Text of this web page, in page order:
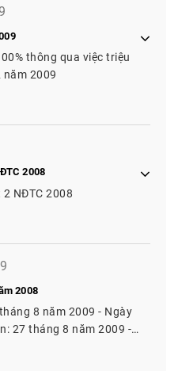
thông qua việc triệu
2009
2008
NĐTC 2008
2008
8 năm 2009 - Ngày
27 tháng 8 năm 2009 -
10 năm 2009 - Tỷ lệ